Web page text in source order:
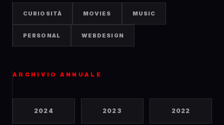
CURIOSITÀ MOVIES MUSIC
PERSONAL WEBDESIGN
ARCHIVIO ANNUALE
2024 2023 2022